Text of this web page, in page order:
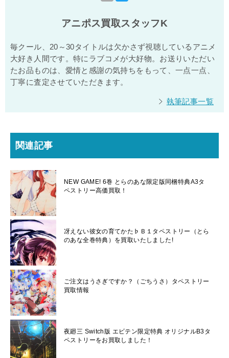
アニポス買取スタッフK
毎クール、20～30タイトルは欠かさず視聴しているアニメ
大好き人間です。特にラブコメが大好物。お送りいただい
たお品ものは、愛情と感謝の気持ちをもって、一点一点、
丁寧に査定させていただきます。
執筆記事一覧
関連記事
NEW GAME! 6巻 とらのあな限定版同梱特典A3タ
ペストリー高価買取！
冴えない彼女の育てかた♭Ｂ１タペストリー（とら
のあな全巻特典）を買取いたしました!
ご注文はうさぎですか？（ごちうさ）タペストリー
買取情報
夜廻三 Switch版 エビテン限定特典 オリジナルB3タ
ペストリーをお買取しました！